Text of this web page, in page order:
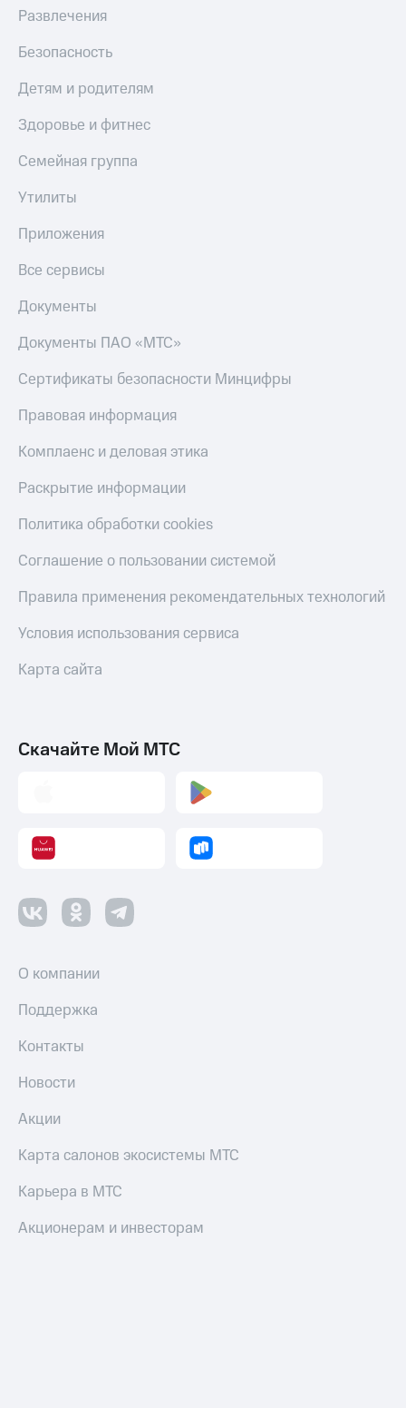
Развлечения
Безопасность
Детям и родителям
Здоровье и фитнес
Семейная группа
Утилиты
Приложения
Все сервисы
Документы
Документы ПАО «МТС»
Сертификаты безопасности Минцифры
Правовая информация
Комплаенс и деловая этика
Раскрытие информации
Политика обработки cookies
Соглашение о пользовании системой
Правила применения рекомендательных технологий
Условия использования сервиса
Карта сайта
Скачайте Мой МТС
О компании
Поддержка
Контакты
Новости
Акции
Карта салонов экосистемы МТС
Карьера в МТС
Акционерам и инвесторам